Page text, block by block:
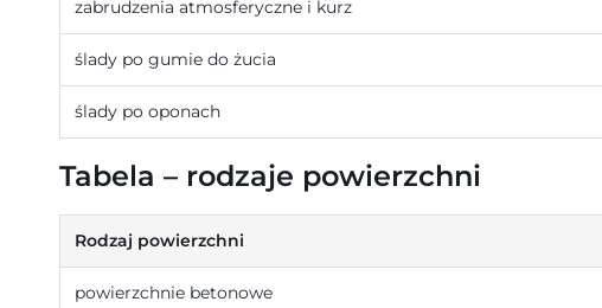
zabrudzenia atmosferyczne i kurz
ślady po gumie do żucia
ślady po oponach
Tabela – rodzaje powierzchni
Rodzaj powierzchni
powierzchnie betonowe